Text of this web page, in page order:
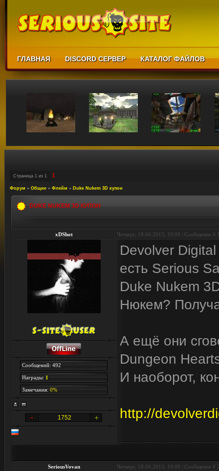
ГЛАВНАЯ DISCORD СЕРВЕР КАТАЛОГ ФАЙЛОВ
Страница 1 из 1 1
Форум » Общие » Флейм » Duke Nukem 3D купон
DUKE NUKEM 3D КУПОН
xDShot Четверг, 18.04.2013, 19:06 | Сообщение #
Сообщений: 492
Награды: 1
Замечания: 0%
1752
Devolver
есть Serious
Duke Nukem
Нюкем?
А ещё они
Dungeon
И наоборот,
http://
SeriousVovan Четверг, 18.04.2013, 19:08 | Сообщение #